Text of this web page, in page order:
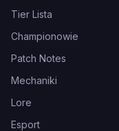
Tier Lista
Championowie
Patch Notes
Mechaniki
Lore
Esport